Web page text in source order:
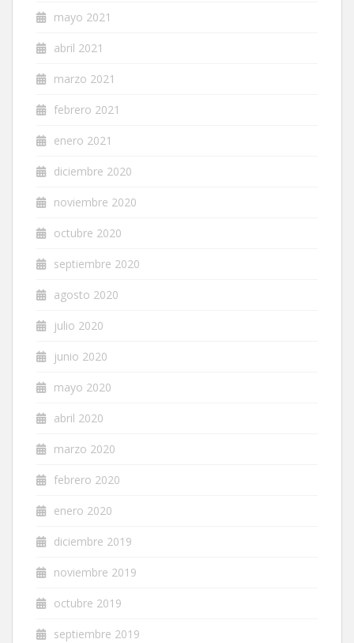
mayo 2021
abril 2021
marzo 2021
febrero 2021
enero 2021
diciembre 2020
noviembre 2020
octubre 2020
septiembre 2020
agosto 2020
julio 2020
junio 2020
mayo 2020
abril 2020
marzo 2020
febrero 2020
enero 2020
diciembre 2019
noviembre 2019
octubre 2019
septiembre 2019